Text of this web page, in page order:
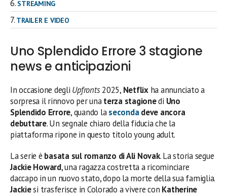
STREAMING
TRAILER E VIDEO
Uno Splendido Errore 3 stagione
news e anticipazioni
In occasione degli Upfronts2025, Netflixha annunciato a
sorpresa il rinnovo per unaterza stagionedi Uno
Splendido Errore, quando lasecondadeve ancora
debuttare. Un segnale chiaro della fiducia che la
piattaforma ripone in questo titolo young adult.
La serie è basata sul romanzo di Ali Novak. La storia segue
Jackie Howard, una ragazza costretta a ricominciare
daccapo in un nuovo stato, dopo la morte della sua famiglia.
Jackiesi trasferisce in Colorado a vivere con Katherine